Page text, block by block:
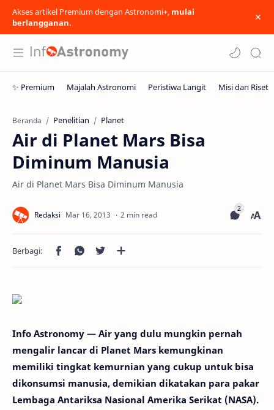
Akses artikel Premium dengan Astronomi+, mulai
berlangganan.
Beranda Penelitian Planet
Air di Planet Mars Bisa
Diminum Manusia
Air di Planet Mars Bisa Diminum Manusia
2 min read
Info Astronomy — Air yang dulu mungkin pernah
mengalir lancar di Planet Mars kemungkinan
memiliki tingkat kemurnian yang cukup untuk bisa
dikonsumsi manusia, demikian dikatakan para pakar
Lembaga Antariksa Nasional Amerika Serikat (NASA).